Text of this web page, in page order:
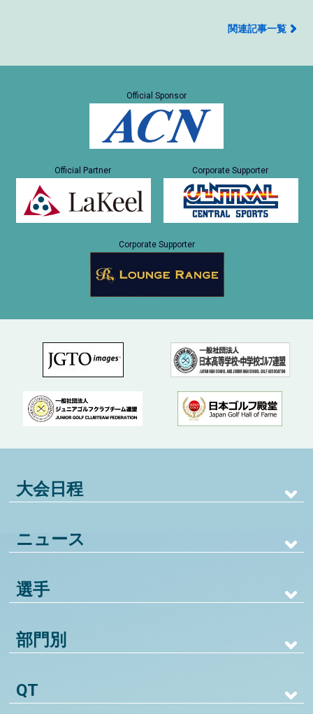
関連記事一覧
Official Sponsor
Official Partner Corporate Supporter
Corporate Supporter
大会日程
ニュース
選手
部門別
QT